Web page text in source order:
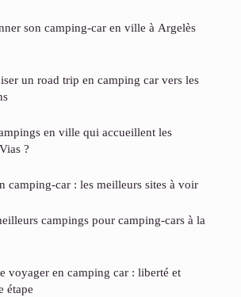
son camping-car en ville à Argelès
un road trip en camping car vers les
en ville qui accueillent les
?
camping-car : les meilleurs sites à voir
campings pour camping-cars à la
voyager en camping car : liberté et
étape